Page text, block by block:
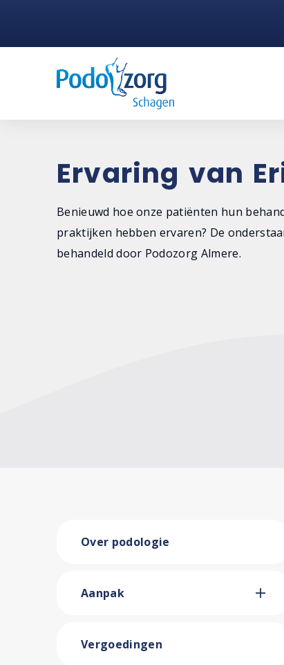
Ervaring van
Benieuwd hoe onze patiënten hun
praktijken hebben ervaren? De
behandeld door Podozorg Almere.
Over podologie
Aanpak
Vergoedingen